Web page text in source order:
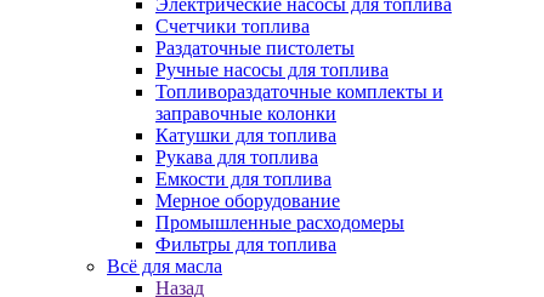
Электрические насосы для топлива
Счетчики топлива
Раздаточные пистолеты
Ручные насосы для топлива
Топливораздаточные комплекты и
заправочные колонки
Катушки для топлива
Рукава для топлива
Емкости для топлива
Мерное оборудование
Промышленные расходомеры
Фильтры для топлива
Всё для масла
Назад